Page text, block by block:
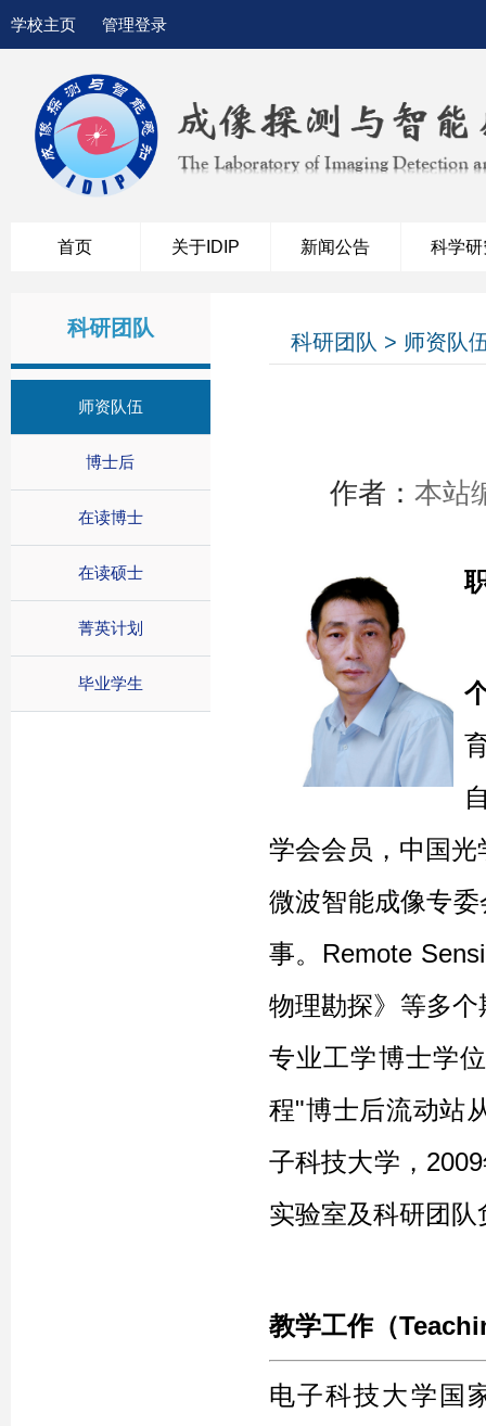
学校主页 管理登录
首页 关于IDIP 新闻公告 科学研
科研团队
师资队伍
博士后
在读博士
在读硕士
菁英计划
毕业学生
科研团队 > 师资队
作者：本站
学会会员，中国
微波智能成像专
事。 Remote
物理勘探》等多
专业工学博士学
程"博士后流动站
子科技大学，
实验室及科研团队
教学工作（
电子科技大学国